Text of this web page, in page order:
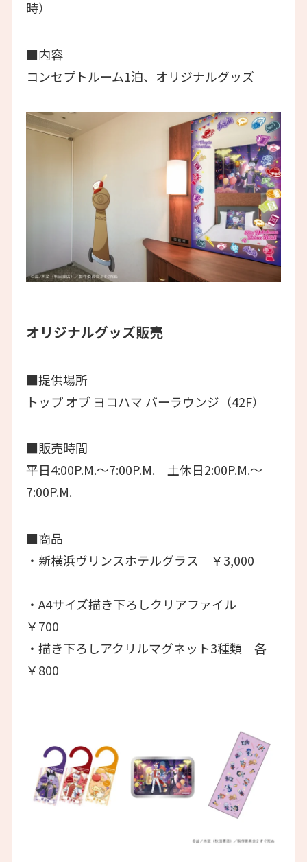
時）
■内容
コンセプトルーム1泊、オリジナルグッズ
オリジナルグッズ販売
■提供場所
トップ オブ ヨコハマ バーラウンジ（42F）
■販売時間
平日4:00P.M.～7:00P.M. 土休日2:00P.M.～
7:00P.M.
■商品
・新横浜ヴリンスホテルグラス ￥3,000
・A4サイズ描き下ろしクリアファイル
￥700
・描き下ろしアクリルマグネット3種類 各
￥800